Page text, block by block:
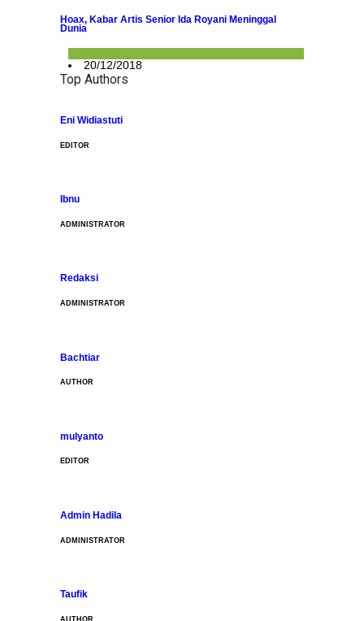
Hoax, Kabar Artis Senior Ida Royani Meninggal
Dunia
20/12/2018
Top Authors
Eni Widiastuti
EDITOR
Ibnu
ADMINISTRATOR
Redaksi
ADMINISTRATOR
Bachtiar
AUTHOR
mulyanto
EDITOR
Admin Hadila
ADMINISTRATOR
Taufik
AUTHOR